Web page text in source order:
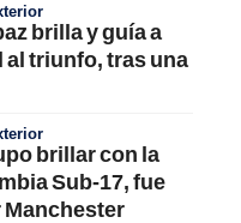
brilla y guía a
al triunfo, tras una
brillar con la
Sub-17, fue